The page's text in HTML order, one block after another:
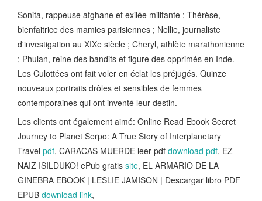
Sonita, rappeuse afghane et exilée militante ; Thérèse,
bienfaitrice des mamies parisiennes ; Nellie, journaliste
d'investigation au XIXe siècle ; Cheryl, athlète marathonienne
; Phulan, reine des bandits et figure des opprimés en Inde.
Les Culottées ont fait voler en éclat les préjugés. Quinze
nouveaux portraits drôles et sensibles de femmes
contemporaines qui ont inventé leur destin.
Les clients ont également aimé: Online Read Ebook Secret
Journey to Planet Serpo: A True Story of Interplanetary
Travel pdf, CARACAS MUERDE leer pdf download pdf, EZ
NAIZ ISILDUKO! ePub gratis site, EL ARMARIO DE LA
GINEBRA EBOOK | LESLIE JAMISON | Descargar libro PDF
EPUB download link,